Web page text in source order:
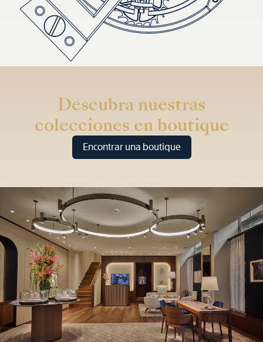
Descubra nuestras
colecciones en boutique
Encontrar una boutique